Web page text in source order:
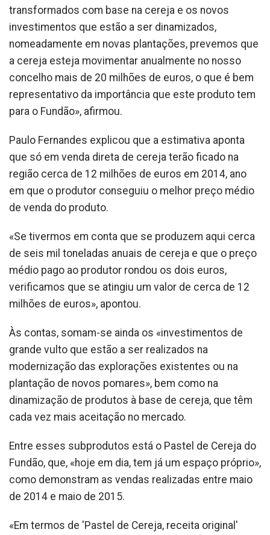
transformados com base na cereja e os novos
investimentos que estão a ser dinamizados,
nomeadamente em novas plantações, prevemos que
a cereja esteja movimentar anualmente no nosso
concelho mais de 20 milhões de euros, o que é bem
representativo da importância que este produto tem
para o Fundão», afirmou.
Paulo Fernandes explicou que a estimativa aponta
que só em venda direta de cereja terão ficado na
região cerca de 12 milhões de euros em 2014, ano
em que o produtor conseguiu o melhor preço médio
de venda do produto.
«Se tivermos em conta que se produzem aqui cerca
de seis mil toneladas anuais de cereja e que o preço
médio pago ao produtor rondou os dois euros,
verificamos que se atingiu um valor de cerca de 12
milhões de euros», apontou.
Às contas, somam-se ainda os «investimentos de
grande vulto que estão a ser realizados na
modernização das explorações existentes ou na
plantação de novos pomares», bem como na
dinamização de produtos à base de cereja, que têm
cada vez mais aceitação no mercado.
Entre esses subprodutos está o Pastel de Cereja do
Fundão, que, «hoje em dia, tem já um espaço próprio»,
como demonstram as vendas realizadas entre maio
de 2014 e maio de 2015.
«Em termos de 'Pastel de Cereja, receita original'